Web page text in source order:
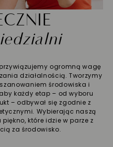
ogromną wagę
działalnością. Tworzymy
środowiska i
każdy etap – od wyboru
– odbywał się zgodnie z
Wybierając naszą
które idzie w parze z
za środowisko.